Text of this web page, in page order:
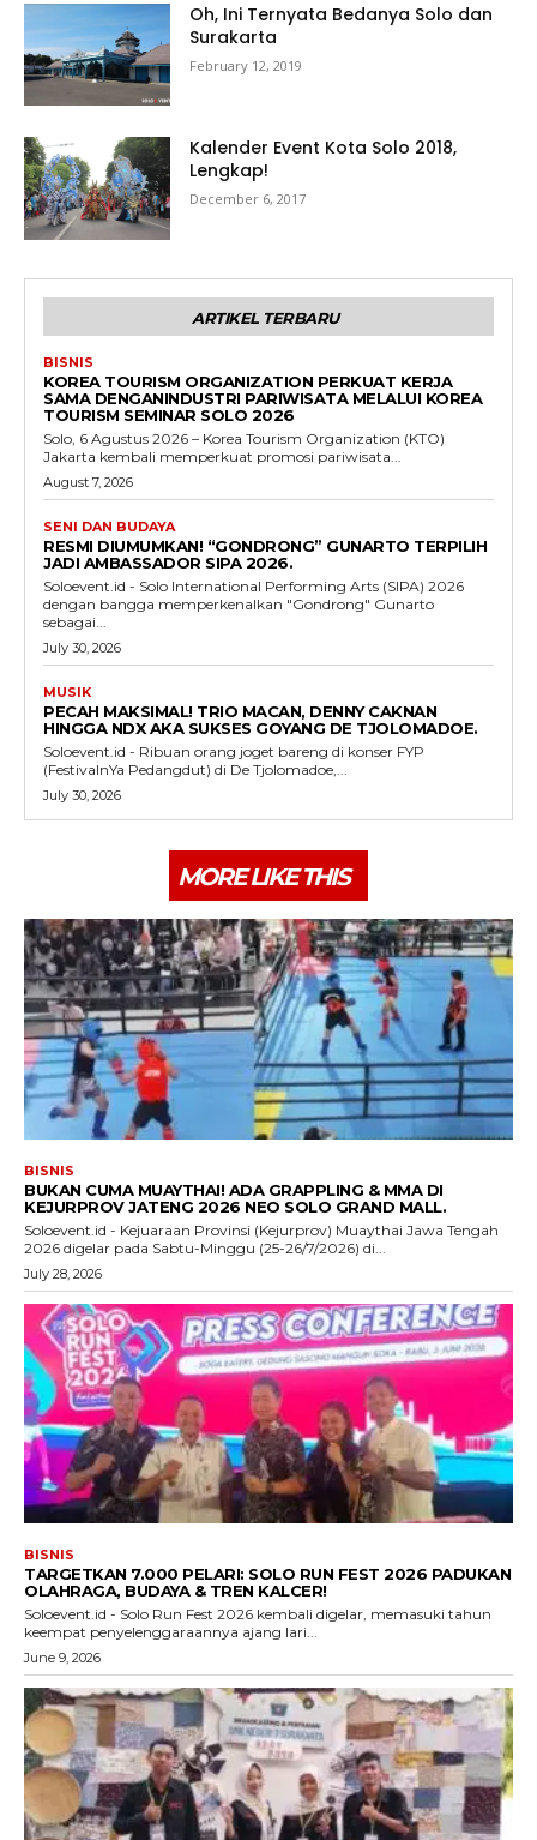
Oh, Ini Ternyata Bedanya Solo dan
Surakarta
February 12, 2019
Kalender Event Kota Solo 2018,
Lengkap!
December 6, 2017
ARTIKEL TERBARU
BISNIS
KOREA TOURISM ORGANIZATION PERKUAT KERJA
SAMA DENGANINDUSTRI PARIWISATA MELALUI KOREA
TOURISM SEMINAR SOLO 2026
Solo, 6 Agustus 2026 – Korea Tourism Organization (KTO)
Jakarta kembali memperkuat promosi pariwisata...
August 7, 2026
SENI DAN BUDAYA
RESMI DIUMUMKAN! “GONDRONG” GUNARTO TERPILIH
JADI AMBASSADOR SIPA 2026.
Soloevent.id - Solo International Performing Arts (SIPA) 2026
dengan bangga memperkenalkan "Gondrong" Gunarto
sebagai...
July 30, 2026
MUSIK
PECAH MAKSIMAL! TRIO MACAN, DENNY CAKNAN
HINGGA NDX AKA SUKSES GOYANG DE TJOLOMADOE.
Soloevent.id - Ribuan orang joget bareng di konser FYP
(FestivalnYa Pedangdut) di De Tjolomadoe,...
July 30, 2026
MORE LIKE THIS
BISNIS
BUKAN CUMA MUAYTHAI! ADA GRAPPLING & MMA DI
KEJURPROV JATENG 2026 NEO SOLO GRAND MALL.
Soloevent.id - Kejuaraan Provinsi (Kejurprov) Muaythai Jawa Tengah
2026 digelar pada Sabtu-Minggu (25-26/7/2026) di...
July 28, 2026
BISNIS
TARGETKAN 7.000 PELARI: SOLO RUN FEST 2026 PADUKAN
OLAHRAGA, BUDAYA & TREN KALCER!
Soloevent.id - Solo Run Fest 2026 kembali digelar, memasuki tahun
keempat penyelenggaraannya ajang lari...
June 9, 2026